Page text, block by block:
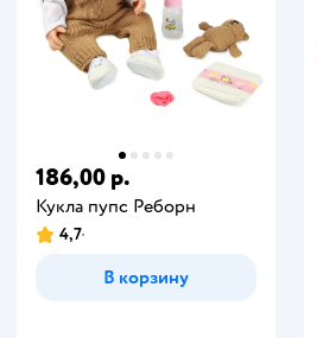
186,00 р.
Кукла пупс Реборн
4,7
В корзину